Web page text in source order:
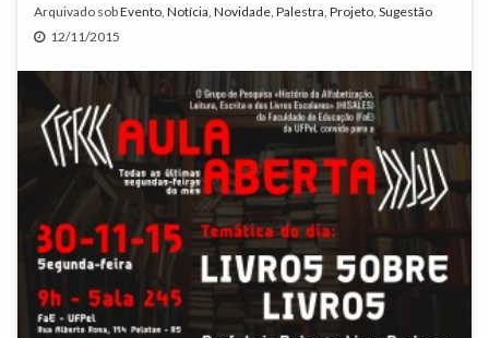
Arquivado sobEvento, Notícia, Novidade, Palestra, Projeto, Sugestão
12/11/2015